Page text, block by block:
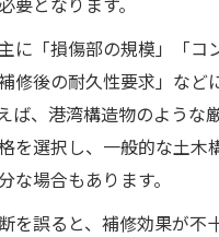
に「損傷部の規模」「コ
修後の耐久性要求」など
ば、港湾構造物のような
を選択し、一般的な土木
な場合もあります。
を誤ると、補修効果が不